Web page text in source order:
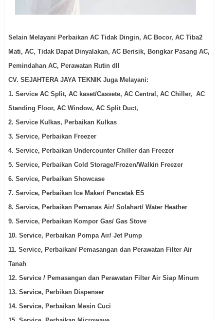
Selain Melayani Perbaikan AC Tidak Dingin, AC Bocor, AC Tiba2
Mati, AC, Tidak Dapat Dinyalakan, AC Berisik, Bongkar Pasang AC,
Pemindahan AC, Perawatan Rutin dll
CV. SEJAHTERA JAYA TEKNIK Juga Melayani:
1. Service AC Split, AC kaset/Cassete, AC Central, AC Chiller, AC
Standing Floor, AC Window, AC Split Duct,
2. Service Kulkas, Perbaikan Kulkas
3. Service, Perbaikan Freezer
4. Service, Perbaikan Undercounter Chiller dan Freezer
5. Service, Perbaikan Cold Storage/Frozen/Walkin Freezer
6. Service, Perbaikan Showcase
7. Service, Perbaikan Ice Maker/ Pencetak ES
8. Service, Perbaikan Pemanas Air/ Solahart/ Water Heather
9. Service, Perbaikan Kompor Gas/ Gas Stove
10. Service, Perbaikan Pompa Air/ Jet Pump
11. Service, Perbaikan/ Pemasangan dan Perawatan Filter Air
Tanah
12. Service / Pemasangan dan Perawatan Filter Air Siap Minum
13. Service, Perbikan Dispenser
14. Service, Perbaikan Mesin Cuci